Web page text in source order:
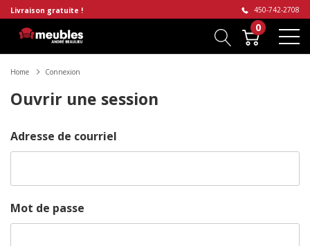
Livraison gratuite ! 450-742-2708
0
Home Connexion
Ouvrir une session
Adresse de courriel
Mot de passe